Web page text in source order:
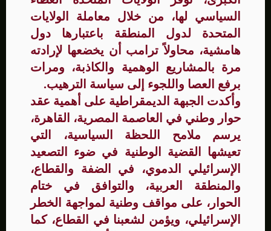
السياسي لها، من خلال معاملة الولايات
المتحدة لدول المنطقة باعتبارها دول
هامشية، محاولاً ترامب أن يخضعها لإرادته
مرة بالمشاريع الوهمية والكاذبة، ومرات
برفع العصا واللجوء إلى سياسة الترهيب.
وأكدت الجبهة الديمقراطية على أهمية عقد
حوار وطني في العاصمة المصرية، القاهرة،
يرسم ملامح اللحظة السياسية، التي
تعيشها القضية الوطنية في ضوء التصعيد
الإسرائيلي الدموي، في الضفة والقطاع،
والمنطقة العربية، والتوافق في ختام
الحوار، على مواقف وطنية لمواجهة الخطر
الإسرائيلي، ويؤمن لشعبنا في القطاع، كما